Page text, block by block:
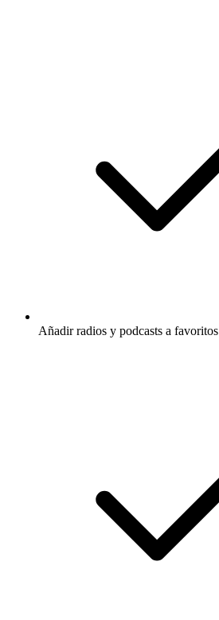
Añadir radios y podcasts a favoritos